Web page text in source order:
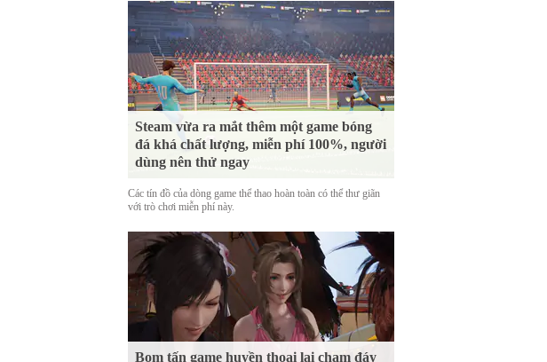
Steam vừa ra mắt thêm một game bóng
đá khá chất lượng, miễn phí 100%, người
dùng nên thử ngay
Các tín đồ của dòng game thể thao hoàn toàn có thể thư giãn
với trò chơi miễn phí này.
Bom tấn game huyền thoại lại chạm đáy